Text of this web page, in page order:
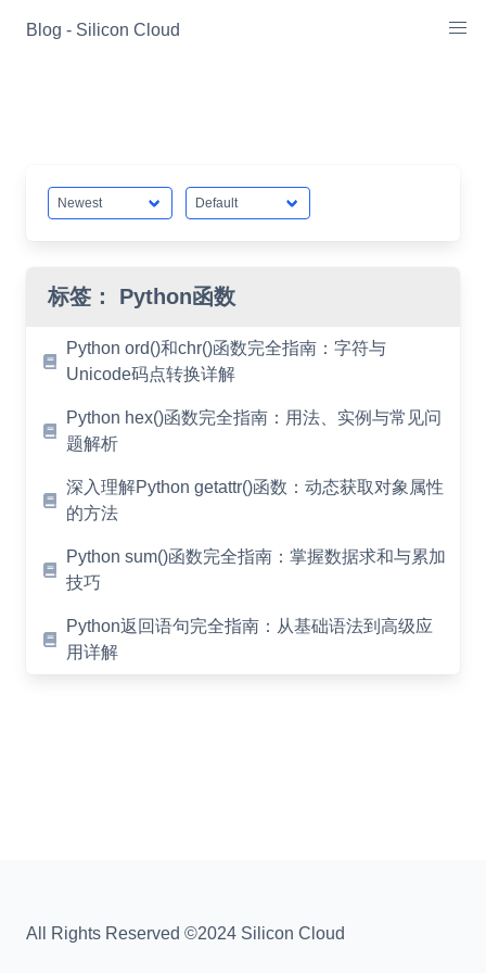
Blog - Silicon Cloud
标签： Python函数
Python ord()和chr()函数完全指南：字符与
Unicode码点转换详解
Python hex()函数完全指南：用法、实例与常见问
题解析
深入理解Python getattr()函数：动态获取对象属性
的方法
Python sum()函数完全指南：掌握数据求和与累加
技巧
Python返回语句完全指南：从基础语法到高级应
用详解
All Rights Reserved ©2024 Silicon Cloud